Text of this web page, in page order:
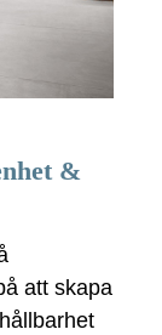
&
att skapa